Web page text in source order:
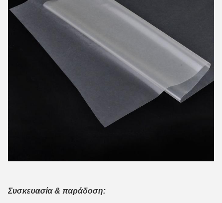
Συσκευασία & παράδοση: